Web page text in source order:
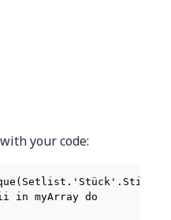
your code:
in myArray do